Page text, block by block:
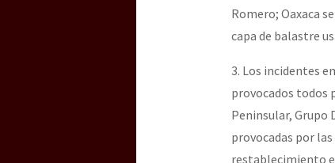
Romero; Oaxaca
capa de balastre
3. Los incidentes
provocados todos
Peninsular, Grupo
provocadas por
restablecimiento